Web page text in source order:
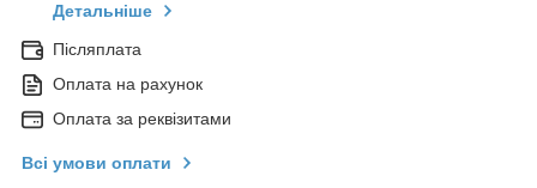
Детальніше
Післяплата
Оплата на рахунок
Оплата за реквізитами
Всі умови оплати